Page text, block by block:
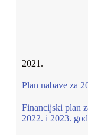
2021.
Plan nabave za
Financijski plan
2022. i 2023.